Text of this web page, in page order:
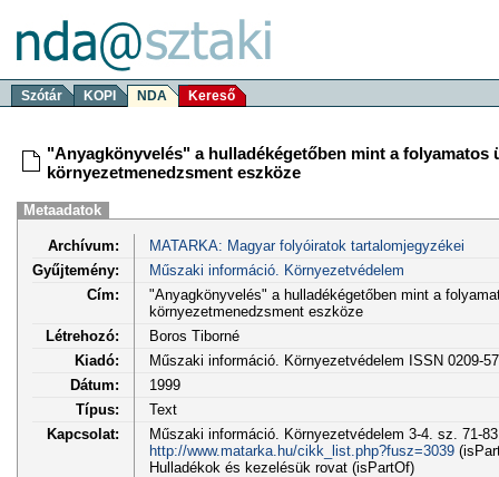
Szótár KOPI NDA Kereső
"Anyagkönyvelés" a hulladékégetőben mint a folyamatos
környezetmenedzsment eszköze
Metaadatok
Archívum:
MATARKA: Magyar folyóiratok tartalomjegyzékei
Gyűjtemény:
Műszaki információ. Környezetvédelem
Cím:
"Anyagkönyvelés" a hulladékégetőben mint a
környezetmenedzsment eszköze
Létrehozó:
Boros Tiborné
Kiadó:
Műszaki információ. Környezetvédelem ISSN 0209-
Dátum:
1999
Típus:
Text
Kapcsolat:
Műszaki információ. Környezetvédelem 3-4. sz. 71-
http://www.matarka.hu/cikk_list.php?fusz=3039
Hulladékok és kezelésük rovat (isPartOf)